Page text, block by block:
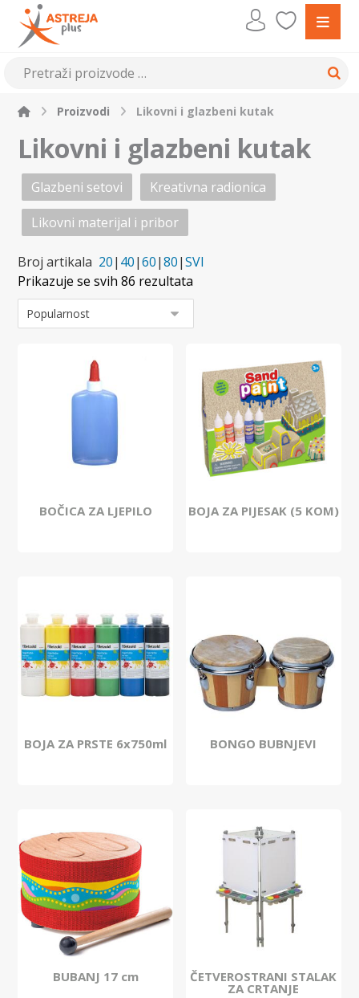
Proizvodi Likovni i glazbeni kutak
Likovni i glazbeni kutak
Glazbeni setovi
Kreativna radionica
Likovni materijal i pribor
Broj artikala 20| 40|60|80|SVI
Prikazuje se svih 86 rezultata
BOČICA ZA LJEPILO BOJA ZA PIJESAK (5 KOM)
BOJA ZA PRSTE 6x750ml BONGO BUBNJEVI
BUBANJ 17 cm ČETVEROSTRANI STALAK
ZA CRTANJE